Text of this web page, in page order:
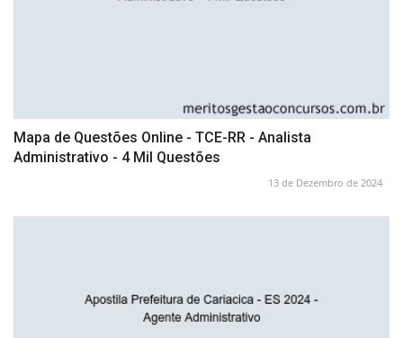
Mapa de Questões Online - TCE-RR - Analista
Administrativo - 4 Mil Questões
13 de Dezembro de 2024